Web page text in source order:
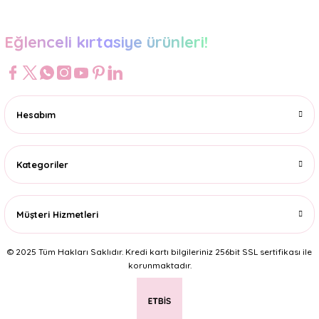
Eğlenceli kırtasiye ürünleri!
Hesabım
Kategoriler
Müşteri Hizmetleri
© 2025 Tüm Hakları Saklıdır. Kredi kartı bilgileriniz 256bit SSL sertifikası ile
korunmaktadır.